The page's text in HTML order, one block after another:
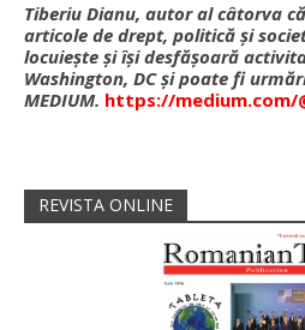
Tiberiu Dianu, autor al câtorva
articole de drept, politică şi
locuieşte şi îşi desfăşoară
Washington, DC şi poate fi
MEDIUM. https://medium.com/
REVISTA ONLINE